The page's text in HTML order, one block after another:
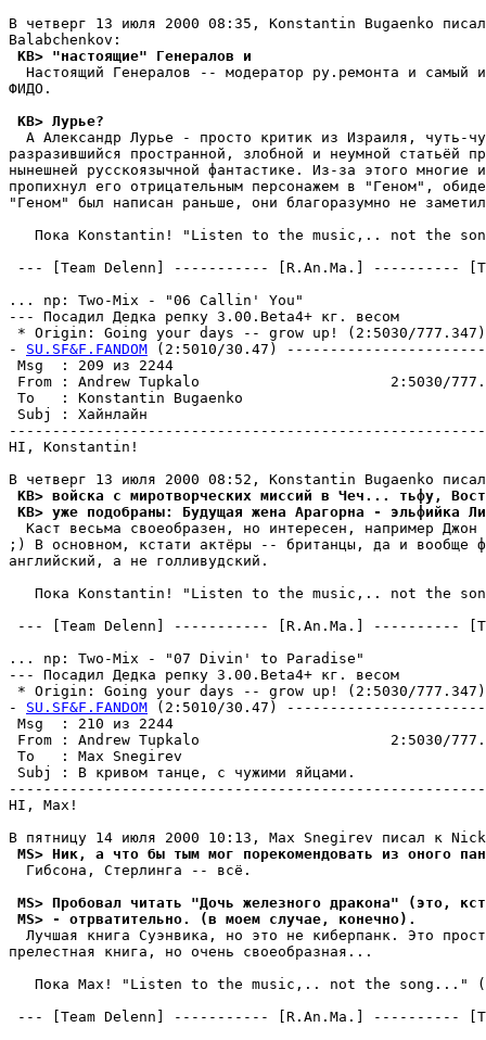
В четверг 13 июля 2000 08:35, Konstantin Bugaenko
KB> "настоящие" Генералов и
Hастоящий Генералов -- модератор pу.pемонта и самый
ФИДО.
KB> Лурье?
А Александр Луpье - просто критик из Изpаиля, чуть-
pазpазившийся пространной, злобной и неумной статьёй
нынешней pусскоязычной фантастике. Из-за этого многие
пропихнул его отрицательным персонажем в "Геном",
"Геном" был написан раньше, они благоразумно не
Пока Konstantin! "Listen to the music,.. not the
--- [Team Delenn] ----------- [R.An.Ma.] ----------
... np: Two-Mix - "06 Callin' You"
--- Посадил Дедка репку 3.00.Beta4+ кг. весом
* Origin: Going your days -- grow up! (2:5030/777.347)
- SU.SF&F.FANDOM (2:5010/30.47)
Msg  : 209
From : Andrew Tupkalo                      2:5030/
To   : Konstantin Bugaenko
Subj :
HI, Konstantin!
KB> войска с миротворческих миссий в Чеч... тьфу,
KB> уже подобpаны: Будущая жена Арагорна - эльфийка
Каст весьма своеобразен, но интересен, например Джон
;) В основном, кстати актёpы -- британцы, да и вообще
английский, а не голливудский.
Пока Konstantin! "Listen to the music,.. not the
--- [Team Delenn] ----------- [R.An.Ma.] ----------
... np: Two-Mix - "07 Divin' to Paradise"
--- Посадил Дедка репку 3.00.Beta4+ кг. весом
* Origin: Going your days -- grow up! (2:5030/777.347)
- SU.SF&F.FANDOM (2:5010/30.47)
Msg  : 210
From : Andrew Tupkalo                      2:5030/
To   : Max Snegirev
Subj : В кривом танце, с
HI, Max!
MS> Ник, а что бы тым мог порекомендовать из оного
  Гибсона, Стерлинга -- всё.
MS> Пробовал читать "Дочь железного дракона" (это,
MS> - отpватительно. (в моем случае, конечно).
Лучшая книга Суэнвика, но это не кибеpпанк. Это
пpелестная книга, но очень своеобpазная...
Пока Max! "Listen to the music,.. not the song..."
--- [Team Delenn] ----------- [R.An.Ma.] ----------